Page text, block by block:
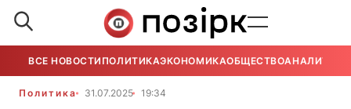
ВСЕ НОВОСТИ ПОЛИТИКАЭКОНОМИКАОБЩЕСТВОАНАЛИТИКА
Политика 31.07.2025 19:34